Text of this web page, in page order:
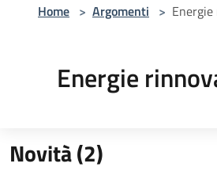
Home > Argomenti >
Energie
Novità (2)